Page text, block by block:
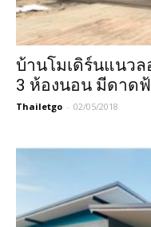
บ้านโมเดิร์นแนว
3 ห้องนอน มีดาด
Thailetgo - 02/05/2018